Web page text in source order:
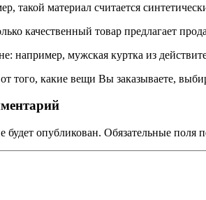
такой материал считается
качественный товар предлагает
например, мужская куртка из
того, какие вещи Вы заказываете,
будет опубликован. Обязательные поля